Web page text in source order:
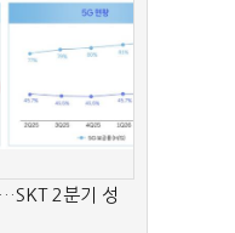
2분기 성